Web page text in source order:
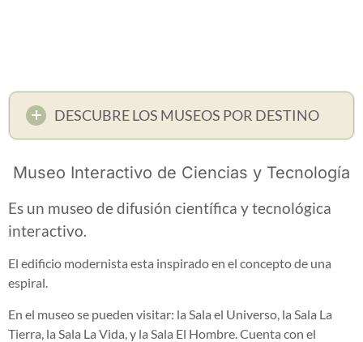
DESCUBRE LOS MUSEOS POR DESTINO
Museo Interactivo de Ciencias y Tecnología
Es un museo de difusión científica y tecnológica
interactivo.
El edificio modernista esta inspirado en el concepto de una
espiral.
En el museo se pueden visitar: la Sala el Universo, la Sala La
Tierra, la Sala La Vida, y la Sala El Hombre. Cuenta con el